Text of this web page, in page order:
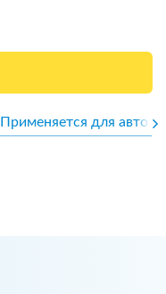
Применяется для авто